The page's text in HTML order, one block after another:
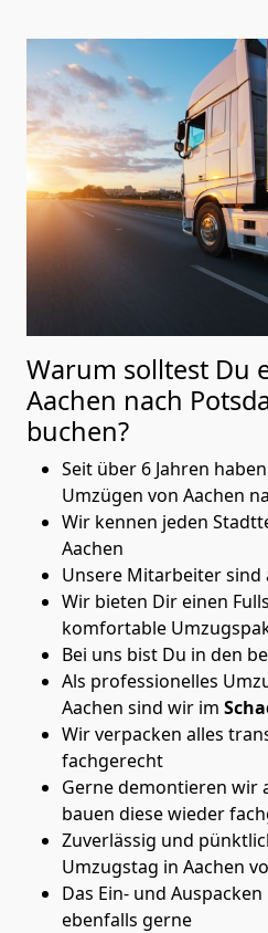
Warum solltest Du
Aachen nach
buchen?
Seit über 6 Jahren
Umzügen von Aachen
Wir kennen jeden
Aachen
Unsere Mitarbeiter
Wir bieten Dir einen
komfortable
Bei uns bist Du in den
Als professionelles
Aachen sind wir im
Wir verpacken alles
fachgerecht
Gerne demontieren wir
bauen diese wieder
Zuverlässig und
Umzugstag in Aachen
Das Ein- und
ebenfalls gerne